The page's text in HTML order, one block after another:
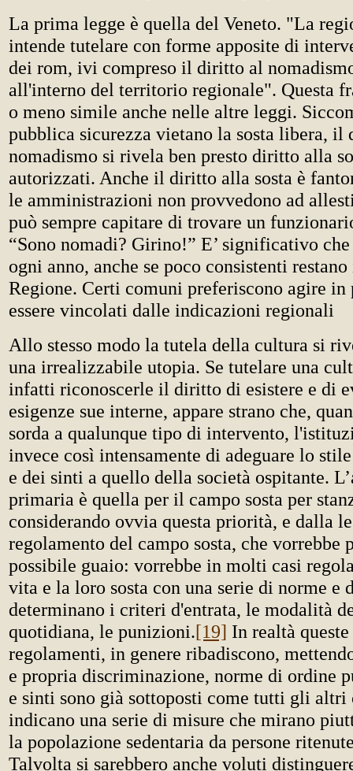
La prima legge è quella del Veneto. "La
intende tutelare con forme apposite di
dei rom, ivi compreso il diritto al
all'interno del territorio regionale". Questa
o meno simile anche nelle altre leggi.
pubblica sicurezza vietano la sosta libera, il
nomadismo si rivela ben presto diritto alla
autorizzati. Anche il diritto alla sosta è
le amministrazioni non provvedono ad
può sempre capitare di trovare un
“Sono nomadi? Girino!” E’ significativo
ogni anno, anche se poco consistenti
Regione. Certi comuni preferiscono agire in
essere vincolati dalle indicazioni regionali
Allo stesso modo la tutela della cultura si
una irrealizzabile utopia. Se tutelare una
infatti riconoscerle il diritto di esistere e di
esigenze sue interne, appare strano che,
sorda a qualunque tipo di intervento,
invece così intensamente di adeguare lo
e dei sinti a quello della società ospitante.
primaria è quella per il campo sosta per
considerando ovvia questa priorità, e dalla
regolamento del campo sosta, che vorrebbe
possibile guaio: vorrebbe in molti casi
vita e la loro sosta con una serie di norme e
determinano i criteri d'entrata, le modalità
quotidiana, le punizioni.[19] In realtà
regolamenti, in genere ribadiscono,
e propria discriminazione, norme di ordine
e sinti sono già sottoposti come tutti gli
indicano una serie di misure che mirano
la popolazione sedentaria da persone
Talvolta si sarebbero anche voluti